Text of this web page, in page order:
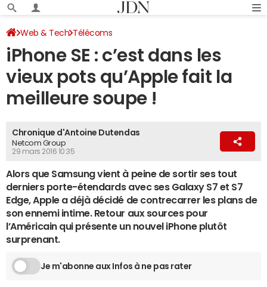
Web & Tech Télécoms
iPhone SE : c’est dans les
vieux pots qu’Apple fait la
meilleure soupe !
Chronique d'Antoine Dutendas
Netcom Group
29 mars 2016 10:35
Alors que Samsung vient à peine de sortir ses tout
derniers porte-étendards avec ses Galaxy S7 et S7
Edge, Apple a déjà décidé de contrecarrer les plans de
son ennemi intime. Retour aux sources pour
l’Américain qui présente un nouvel iPhone plutôt
surprenant.
Je m'abonne aux Infos à ne pas rater